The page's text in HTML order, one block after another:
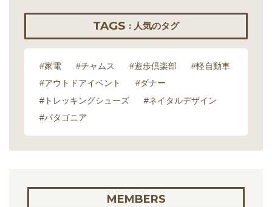
TAGS : 人気のタグ
#家電 #チャムス #遊歩倶楽部
#軽自動車
#アウトドアイベント
#ダナー
#トレッキングシューズ
#ネイタルデザイン
#パタゴニア
MEMBERS